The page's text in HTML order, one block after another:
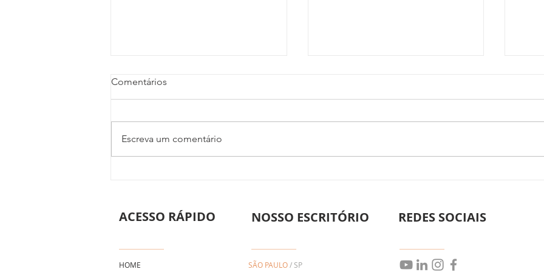
Residenciais
Comentários
Escreva um comentário
ACESSO RÁPIDO NOSSO ESCRITÓRIO REDES SOCIAIS
HOME SÃO PAULO/ SP